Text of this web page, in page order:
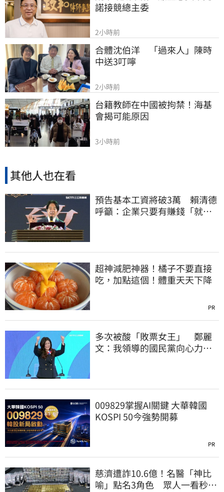
諾接競總主委
2小時前
合體沈伯洋　「過來人」陳時
中送3叮嚀
2小時前
台籍教師在中國被拘禁！海基
會揭可能原因
3小時前
其他人也在看
預告基本工資將破3萬 賴清德
呼籲：企業只要有賺錢「就該
超神減肥神器！橘子不要直接
吃，加點這個！體重天天下降
PR
多次被酸「敗票女王」 鄭麗
文：我領導的國民黨向心力
009829掌握AI關鍵 大華韓國
KOSPI 50今強勢開募
PR
慈濟遭詐10.6億！名醫「神比
喻」點名3角色 眾人一看秒懂